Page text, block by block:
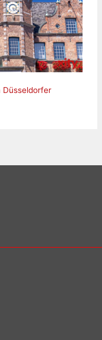
Düsseldorfer